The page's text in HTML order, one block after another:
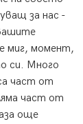
за нас -
миг, момент,
си. Много
част от
част от
още